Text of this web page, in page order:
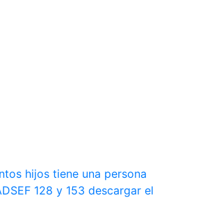
hijos tiene una persona
128 y 153 descargar el